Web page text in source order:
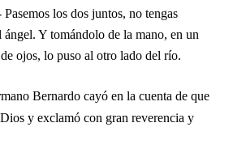
los dos juntos, no tengas
Y tomándolo de la mano, en un
ojos, lo puso al otro lado del río.
Bernardo cayó en la cuenta de que
y exclamó con gran reverencia y